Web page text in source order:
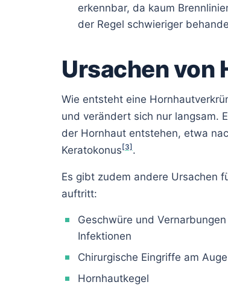
erkennbar, da kaum
der Regel schwieriger
Ursachen von
Wie entsteht eine
und verändert sich nur langsam.
der Hornhaut entstehen, etwa
Keratokonus[3] .
Es gibt zudem andere Ursachen
auftritt:
Geschwüre und
Infektionen
Chirurgische Eingriffe am
Hornhautkegel